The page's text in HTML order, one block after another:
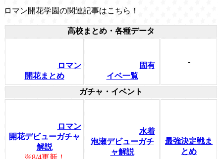
ロマン開花学園の関連記事はこちら！
高校まとめ・各種データ
ロマン
開花まとめ
固有
イベ一覧
-
ガチャ・イベント
ロマン
開花デビューガチャ
解説
※8/4更新！
水着
泡瀬デビューガチ
ャ解説
最強決定戦ま
とめ